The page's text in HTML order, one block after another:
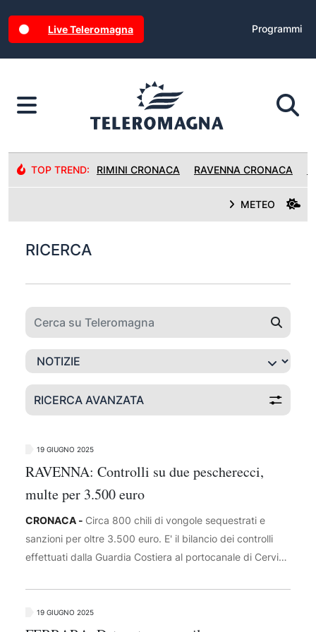
Live Teleromagna Programmi
TOP TREND: RIMINI CRONACA RAVENNA CRONACA
METEO
RICERCA
RICERCA AVANZATA
19 GIUGNO 2025
RAVENNA: Controlli su due pescherecci,
multe per 3.500 euro
CRONACA - Circa 800 chili di vongole sequestrati e
sanzioni per oltre 3.500 euro. E' il bilancio dei controlli
effettuati dalla Guardia Costiera al portocanale di Cervia,
illegale, è scattato alle prime ore di oggi quando sono
stati ispezionati due pescherecci che fanno uso di un
19 GIUGNO 2025